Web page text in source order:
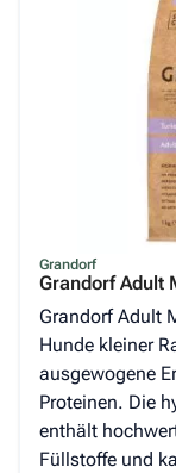
Grandorf
Grandorf Adult
Grandorf Adult
Hunde kleiner
ausgewogene
Proteinen. Die
enthält
Füllstoffe und